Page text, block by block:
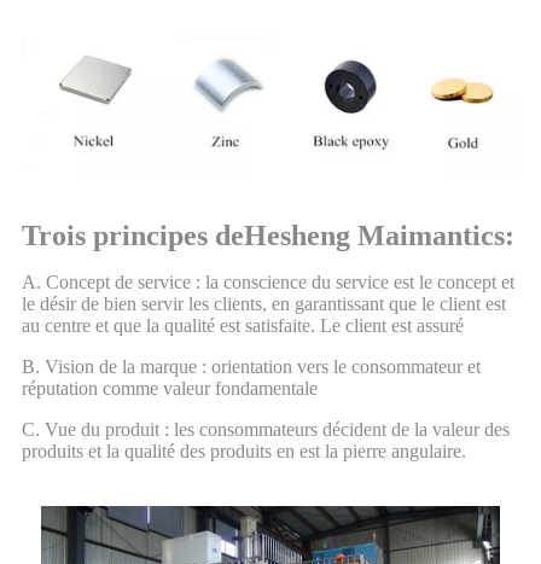
Trois principes deHesheng Maimantics:
A. Concept de service : la conscience du service est le concept et
le désir de bien servir les clients, en garantissant que le client est
au centre et que la qualité est satisfaite. Le client est assuré
B. Vision de la marque : orientation vers le consommateur et
réputation comme valeur fondamentale
C. Vue du produit : les consommateurs décident de la valeur des
produits et la qualité des produits en est la pierre angulaire.